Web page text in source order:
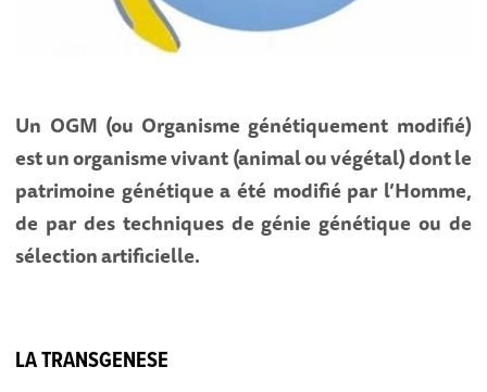
Un OGM (ou Organisme génétiquement modifié)
est un organisme vivant (animal ou végétal) dont le
patrimoine génétique a été modifié par l’Homme,
de par des techniques de génie génétique ou de
sélection artificielle.
LA TRANSGENESE